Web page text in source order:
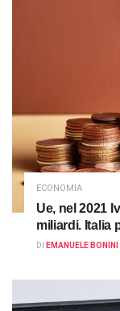
ECONOMIA
Ue, nel 2021
miliardi. Italia
DI EMANUELE BONINI